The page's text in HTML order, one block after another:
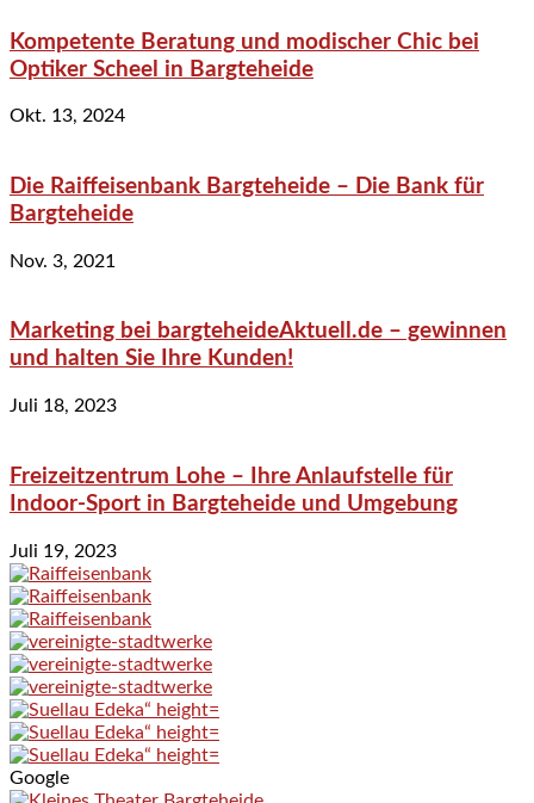
Kompetente Beratung und modischer Chic bei
Optiker Scheel in Bargteheide
Okt. 13, 2024
Die Raiffeisenbank Bargteheide – Die Bank für
Bargteheide
Nov. 3, 2021
Marketing bei bargteheideAktuell.de – gewinnen
und halten Sie Ihre Kunden!
Juli 18, 2023
Freizeitzentrum Lohe – Ihre Anlaufstelle für
Indoor-Sport in Bargteheide und Umgebung
Juli 19, 2023
Google